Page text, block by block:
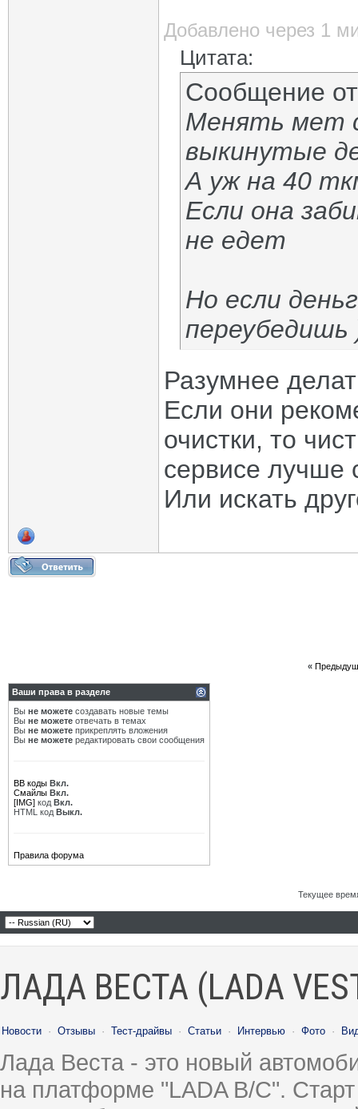
Добавлено через 1
Цитата:
Сообщение
Менять мет
выкинутые
А уж на 40
Если она
не едет
Но если
переубедишь
Разумнее
Если они
очистки, то
сервисе лучше
Или искать
«
Ваши права в разделе
Вы не можете создавать новые темы
Вы не можете отвечать в темах
Вы не можете прикреплять вложения
Вы не можете редактировать свои сообщения
BB коды Вкл.
Смайлы Вкл.
[IMG] код Вкл.
HTML код Выкл.
Правила форума
Текущее
ЛАДА ВЕСТА (LADA
Новости · Отзывы · Тест-драйвы · Статьи · Интервью · Фото ·
Лада Веста - это новый
на платформе "LADA B/C".